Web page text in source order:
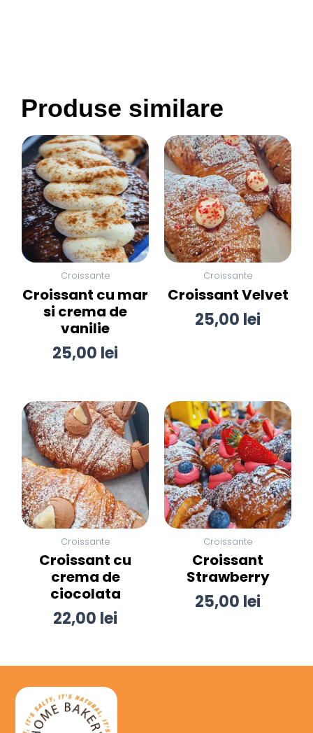
Produse similare
Croissante
Croissant cu mar
si crema de
vanilie
25,00 lei
Croissante
Croissant Velvet
25,00 lei
Croissante
Croissant cu
crema de
ciocolata
22,00 lei
Croissante
Croissant
Strawberry
25,00 lei